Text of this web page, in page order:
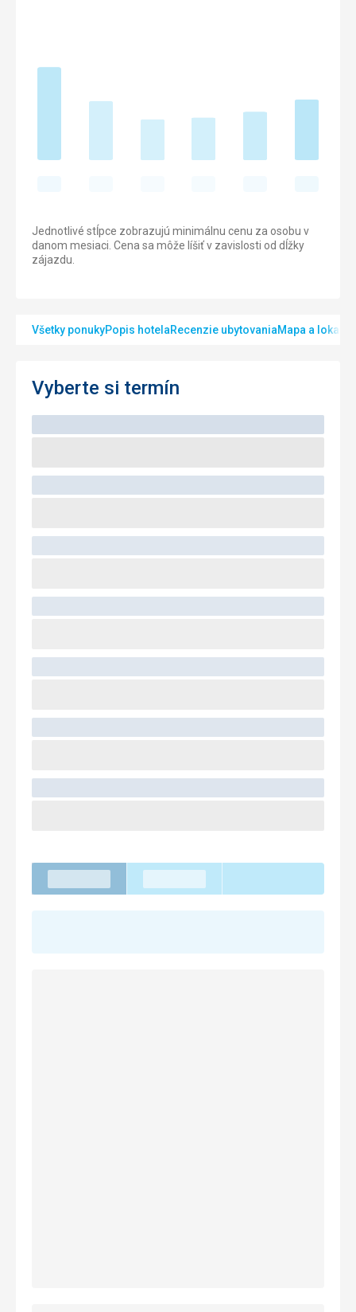
Jednotlivé stĺpce zobrazujú minimálnu cenu za osobu v
danom mesiaci. Cena sa môže líšiť v zavislosti od dĺžky
zájazdu.
Všetky ponukyPopis hotelaRecenzie ubytovaniaMapa a lokalita
Vyberte si termín